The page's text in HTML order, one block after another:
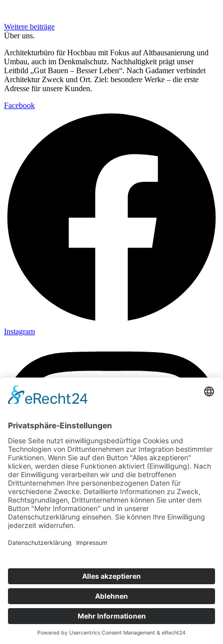
Weitere beiträge
Über uns.
Architekturbüro für Hochbau mit Fokus auf Altbausanierung und
Umbau, auch im Denkmalschutz. Nachhaltigkeit prägt unser
Leitbild „Gut Bauen – Besser Leben“. Nach Gadamer verbindet
Architektur Zweck und Ort. Ziel: besondere Werke – die erste
Adresse für unsere Kunden.
Facebook
Instagram
Pinterest